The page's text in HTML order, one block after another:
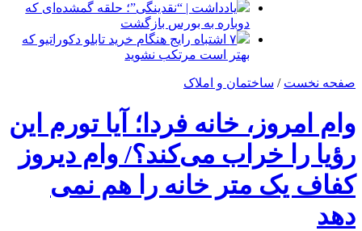
یادداشت | “نقدینگی”؛ حلقه گمشده‌ای که
دوباره به بورس بازگشت
۷ اشتباه رایج هنگام خرید تابلو دکوراتیو که
بهتر است مرتکب نشوید
صفحه نخست / ساختمان و املاک
وام امروز، خانه فردا؛ آیا تورم این
رؤیا را خراب می‌کند؟/ وام دیروز
کفاف یک متر خانه را هم نمی
دهد